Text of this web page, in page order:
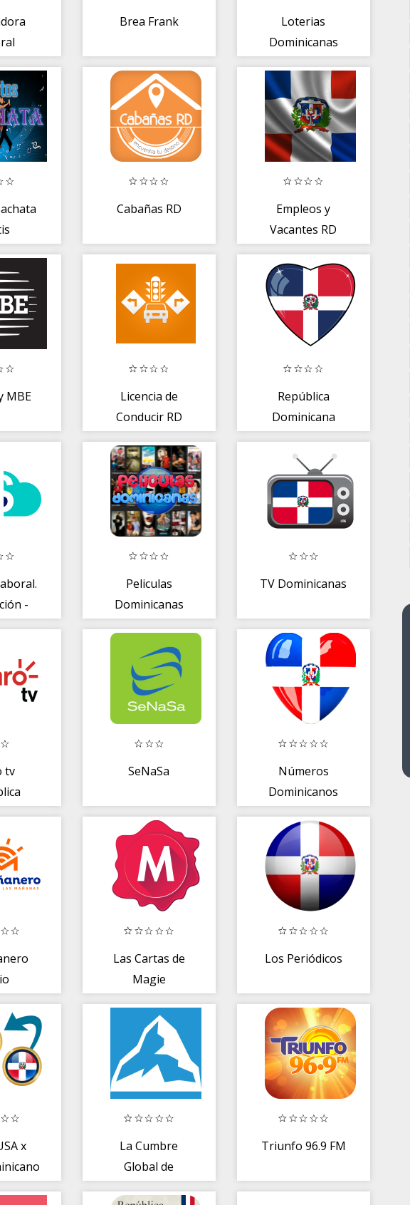
Brea Frank
Loterias
Dominicanas
Cabañas RD
Empleos y
Vacantes RD
MBE
Licencia de
Conducir RD
República
Dominicana
-
Peliculas
Dominicanas
TV Dominicanas
tv
SeNaSa
Números
Dominicanos
Las Cartas de
Magie
Los Periódicos
x
La Cumbre
Global de
Triunfo 96.9 FM